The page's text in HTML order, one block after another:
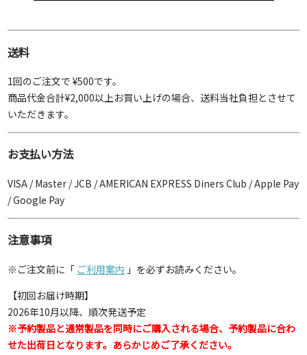
送料
1回のご注文で ¥500です。
商品代金合計¥2,000以上お買い上げの場合、送料当社負担とさせて
いただきます。
お支払い方法
VISA / Master / JCB / AMERICAN EXPRESS Diners Club / Apple Pay
/ Google Pay
注意事項
※ご注文前に「 ご利用案内 」を必ずお読みください。
【初回お届け時期】
2026年10月以降、順次発送予定
※予約製品と通常製品を同時にご購入される場合、予約製品に合わ
せた出荷日となります。あらかじめご了承ください。